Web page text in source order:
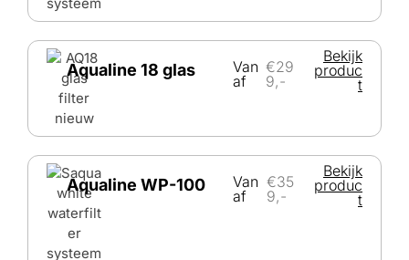
Aqualine 18 glas
Van
af
€29
9,-
Bekijk
produc
t
Aqualine WP-100
Van
af
€35
9,-
Bekijk
produc
t